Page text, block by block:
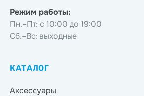
Режим работы:
Пн.–Пт: с 10:00 до 19:00
Сб.–Вс: выходные
КАТАЛОГ
Аксессуары